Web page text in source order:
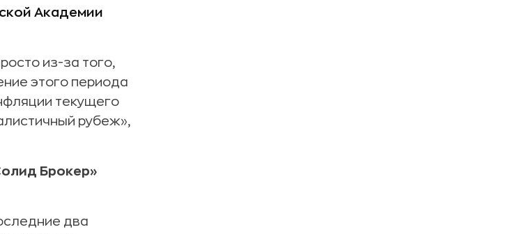
Академии
из-за того,
этого периода
текущего
рубеж»,
Брокер»
два